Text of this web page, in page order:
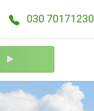
030 70171230